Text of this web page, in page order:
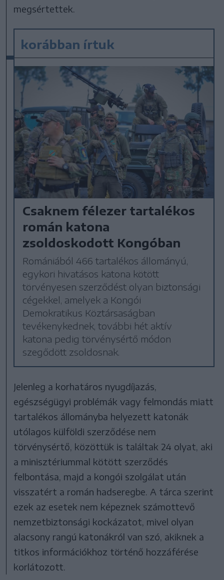
megsértettek.
korábban írtuk
Csaknem félezer tartalékos
román katona
zsoldoskodott Kongóban
Romániából 466 tartalékos állományú,
egykori hivatásos katona kötött
törvényesen szerződést olyan biztonsági
cégekkel, amelyek a Kongói
Demokratikus Köztársaságban
tevékenykednek, további hét aktív
katona pedig törvénysértő módon
szegődött zsoldosnak.
Jelenleg a korhatáros nyugdíjazás,
egészségügyi problémák vagy felmondás miatt
tartalékos állományba helyezett katonák
utólagos külföldi szerződése nem
törvénysértő, közöttük is találtak 24 olyat, aki
a minisztériummal kötött szerződés
felbontása, majd a kongói szolgálat után
visszatért a román hadseregbe. A tárca szerint
ezek az esetek nem képeznek számottevő
nemzetbiztonsági kockázatot, mivel olyan
alacsony rangú katonákról van szó, akiknek a
titkos információkhoz történő hozzáférése
korlátozott.